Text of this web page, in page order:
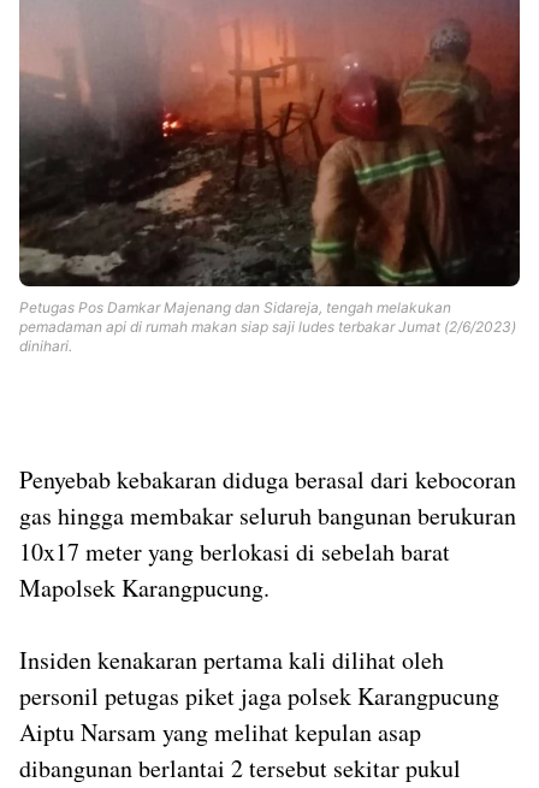
Petugas Pos Damkar Majenang dan Sidareja, tengah melakukan
pemadaman api di rumah makan siap saji ludes terbakar Jumat (2/6/2023)
dinihari.
Penyebab kebakaran diduga berasal dari kebocoran
gas hingga membakar seluruh bangunan berukuran
10x17 meter yang berlokasi di sebelah barat
Mapolsek Karangpucung.
Insiden kenakaran pertama kali dilihat oleh
personil petugas piket jaga polsek Karangpucung
Aiptu Narsam yang melihat kepulan asap
dibangunan berlantai 2 tersebut sekitar pukul